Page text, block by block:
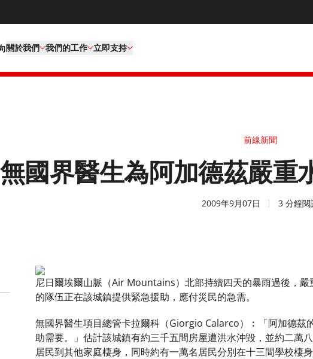
關於我們 我們的工作​ 立即支持
前線新聞
國界醫生為阿加德茲嚴重
2009年9月07日 3 分鐘閱
尼日爾埃爾山脈（Air Mountains）北部持續四天的暴雨過後，
的隊伍正在該城鎮提供緊急援助，應付災民的急需。
無國界醫生項目總管卡拉爾科（Giorgio Calarco）︰「阿加德茲
助需要。」估計該城鎮有約三千五間房屋遭洪水沖毀，並約二萬
居民到其他家庭棲身，同時約有一萬名居民分別在十三間學校棲